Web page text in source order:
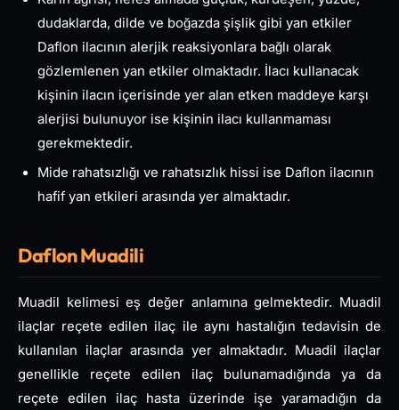
dudaklarda, dilde ve boğazda şişlik gibi yan etkiler
Daflon ilacının alerjik reaksiyonlara bağlı olarak
gözlemlenen yan etkiler olmaktadır. İlacı kullanacak
kişinin ilacın içerisinde yer alan etken maddeye karşı
alerjisi bulunuyor ise kişinin ilacı kullanmaması
gerekmektedir.
Mide rahatsızlığı ve rahatsızlık hissi ise Daflon ilacının
hafif yan etkileri arasında yer almaktadır.
Daflon Muadili
Muadil kelimesi eş değer anlamına gelmektedir. Muadil
ilaçlar reçete edilen ilaç ile aynı hastalığın tedavisin de
kullanılan ilaçlar arasında yer almaktadır. Muadil ilaçlar
genellikle reçete edilen ilaç bulunamadığında ya da
reçete edilen ilaç hasta üzerinde işe yaramadığın da